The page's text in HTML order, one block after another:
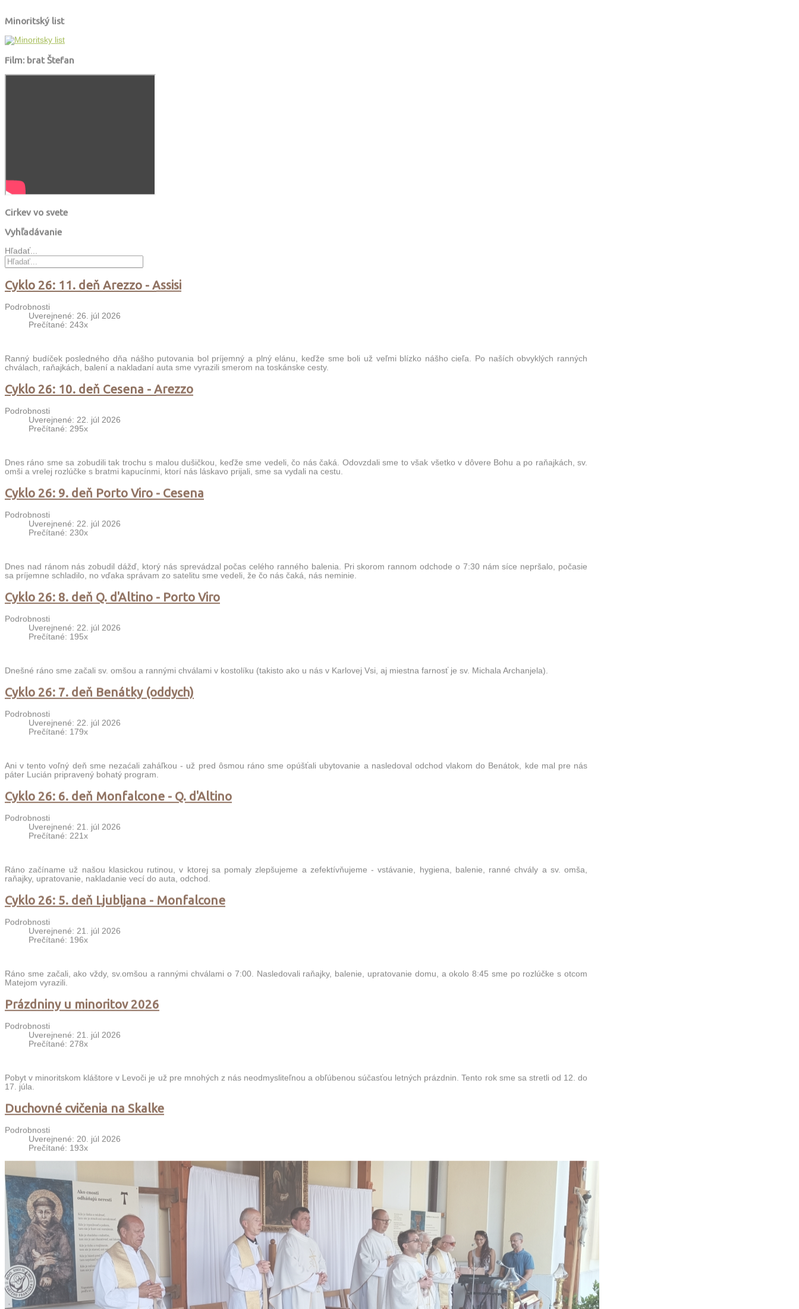
Minoritský list
Film: brat Štefan
Cirkev vo svete
Vyhľadávanie
Hľadať...
Cyklo 26: 11. deň Arezzo - Assisi
Podrobnosti
Uverejnené: 26. júl 2026
Prečítané: 243x
Ranný budíček posledného dňa nášho putovania bol príjemný a plný elánu, keďže sme boli už veľmi blízko nášho cieľa. Po naších obvyklých ranných
chválach, raňajkách, balení a nakladaní auta sme vyrazili smerom na toskánske cesty.
Cyklo 26: 10. deň Cesena - Arezzo
Podrobnosti
Uverejnené: 22. júl 2026
Prečítané: 295x
Dnes ráno sme sa zobudili tak trochu s malou dušičkou, keďže sme vedeli, čo nás čaká. Odovzdali sme to však všetko v dôvere Bohu a po raňajkách, sv.
omši a vrelej rozlúčke s bratmi kapucínmi, ktorí nás láskavo prijali, sme sa vydali na cestu.
Cyklo 26: 9. deň Porto Viro - Cesena
Podrobnosti
Uverejnené: 22. júl 2026
Prečítané: 230x
Dnes nad ránom nás zobudil dážď, ktorý nás sprevádzal počas celého ranného balenia. Pri skorom rannom odchode o 7:30 nám síce nepršalo, počasie
sa príjemne schladilo, no vďaka správam zo satelitu sme vedeli, že čo nás čaká, nás neminie.
Cyklo 26: 8. deň Q. d'Altino - Porto Viro
Podrobnosti
Uverejnené: 22. júl 2026
Prečítané: 195x
Dnešné ráno sme začali sv. omšou a rannými chválami v kostolíku (takisto ako u nás v Karlovej Vsi, aj miestna farnosť je sv. Michala Archanjela).
Cyklo 26: 7. deň Benátky (oddych)
Podrobnosti
Uverejnené: 22. júl 2026
Prečítané: 179x
Ani v tento voľný deň sme nezaćali zaháľkou - už pred ôsmou ráno sme opúšťali ubytovanie a nasledoval odchod vlakom do Benátok, kde mal pre nás
páter Lucián pripravený bohatý program.
Cyklo 26: 6. deň Monfalcone - Q. d'Altino
Podrobnosti
Uverejnené: 21. júl 2026
Prečítané: 221x
Ráno začíname už našou klasickou rutinou, v ktorej sa pomaly zlepšujeme a zefektívňujeme - vstávanie, hygiena, balenie, ranné chvály a sv. omša,
raňajky, upratovanie, nakladanie vecí do auta, odchod.
Cyklo 26: 5. deň Ljubljana - Monfalcone
Podrobnosti
Uverejnené: 21. júl 2026
Prečítané: 196x
Ráno sme začali, ako vždy, sv.omšou a rannými chválami o 7:00. Nasledovali raňajky, balenie, upratovanie domu, a okolo 8:45 sme po rozlúčke s otcom
Matejom vyrazili.
Prázdniny u minoritov 2026
Podrobnosti
Uverejnené: 21. júl 2026
Prečítané: 278x
Pobyt v minoritskom kláštore v Levoči je už pre mnohých z nás neodmysliteľnou a obľúbenou súčasťou letných prázdnin. Tento rok sme sa stretli od 12. do
17. júla.
Duchovné cvičenia na Skalke
Podrobnosti
Uverejnené: 20. júl 2026
Prečítané: 193x